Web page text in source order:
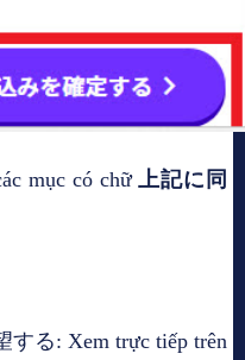
mục có chữ
上記に同
る: Xem trực tiếp trên